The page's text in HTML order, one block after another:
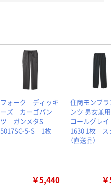
フォーク ディッキ
ーズ カーゴパン
ツ ガンメタS
5017SC-5-S 1枚
住商モンブラ
ンツ 男女兼
コールグレイ
1630 1枚 ス
（直送品）
￥5,440